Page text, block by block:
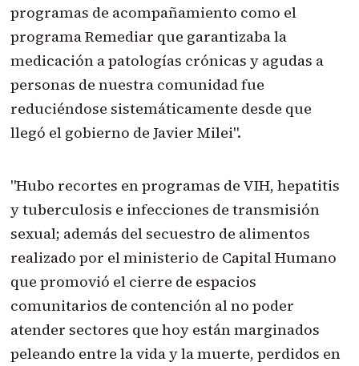
programas de acompañamiento como el
programa Remediar que garantizaba la
medicación a patologías crónicas y agudas a
personas de nuestra comunidad fue
reduciéndose sistemáticamente desde que
llegó el gobierno de Javier Milei".
"Hubo recortes en programas de VIH, hepatitis
y tuberculosis e infecciones de transmisión
sexual; además del secuestro de alimentos
realizado por el ministerio de Capital Humano
que promovió el cierre de espacios
comunitarios de contención al no poder
atender sectores que hoy están marginados
peleando entre la vida y la muerte, perdidos en